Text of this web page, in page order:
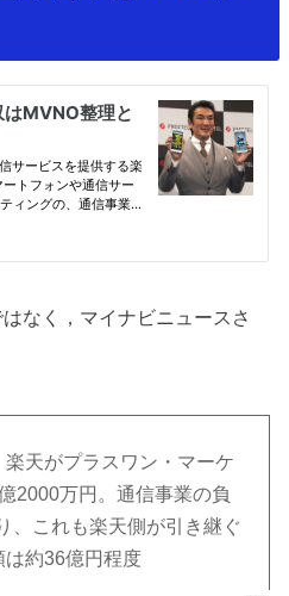
なく，マイナビニュースさ
天がプラスワン・マーケ
2000万円。通信事業の負
、これも楽天側が引き継ぐ
は約36億円程度